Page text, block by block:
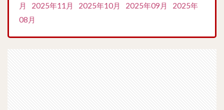
月
2025年11月 2025年10月 2025年09月
2025年
08月